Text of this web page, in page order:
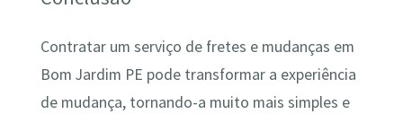
Contratar um serviço de fretes e mudanças em
Bom Jardim PE pode transformar a experiência
de mudança, tornando-a muito mais simples e